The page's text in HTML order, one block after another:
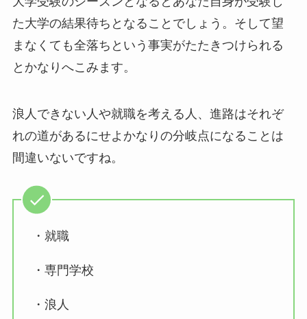
た大学の結果待ちとなることでしょう。そして望
まなくても全落ちという事実がたたきつけられる
とかなりへこみます。
浪人できない人や就職を考える人、進路はそれぞ
れの道があるにせよかなりの分岐点になることは
間違いないですね。
・就職
・専門学校
・浪人